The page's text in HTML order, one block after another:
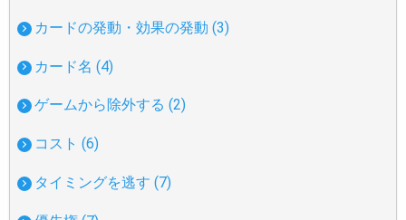
カードの発動・効果の発動 (3)
カード名 (4)
ゲームから除外する (2)
コスト (6)
タイミングを逃す (7)